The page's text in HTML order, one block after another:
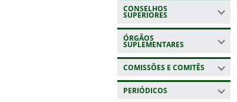
CONSELHOS
SUPERIORES
ÓRGÃOS
SUPLEMENTARES
COMISSÕES E COMITÊS
PERIÓDICOS